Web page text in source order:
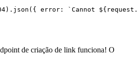
error: `Cannot
de criação de link funciona! O